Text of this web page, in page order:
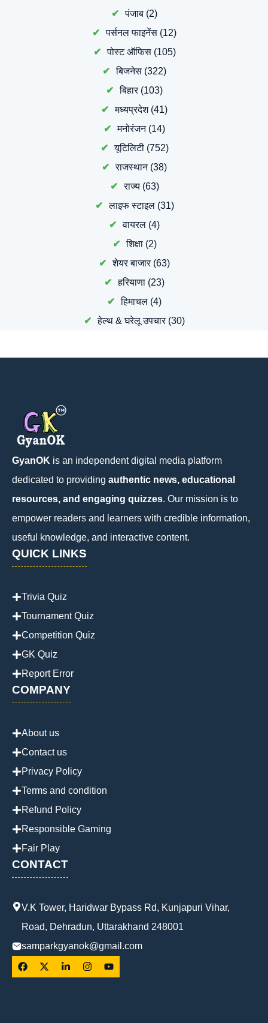
पंजाब (2)
पर्सनल फाइनेंस (12)
पोस्ट ऑफिस(105)
बिजनेस (322)
बिहार(103)
मध्यप्रदेश(41)
मनोरंजन(14)
यूटिलिटी(752)
राजस्थान(38)
राज्य(63)
लाइफ स्टाइल(31)
वायरल (4)
शिक्षा(2)
शेयर बाजार(63)
हरियाणा (23)
हिमाचल (4)
हेल्थ & घरेलू उपचार(30)
GyanOK is an independent digital media platform
dedicated to providing authentic news, educational
resources, and engaging quizzes. Our mission is to
empower readers and learners with credible information,
useful knowledge, and interactive content.
QUICK LINKS
Trivia Quiz
Tournament Quiz
Competition Quiz
GK Quiz
Report Error
COMPANY
About us
Contact us
Privacy Policy
Terms and condition
Refund Policy
Responsible Gaming
Fair Play
CONTACT
V.K Tower, Haridwar Bypass Rd, Kunjapuri Vihar,
Road, Dehradun, Uttarakhand 248001
samparkgyanok@gmail.com